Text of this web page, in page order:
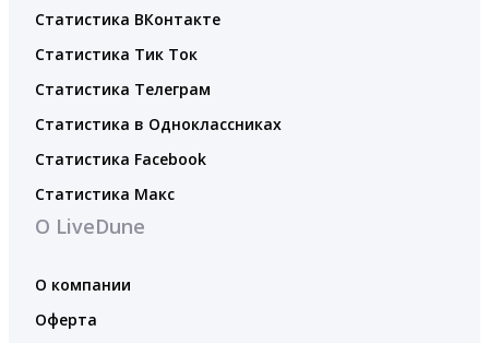
Статистика ВКонтакте
Статистика Тик Ток
Статистика Телеграм
Статистика в Одноклассниках
Статистика Facebook
Статистика Макс
О LiveDune
О компании
Оферта